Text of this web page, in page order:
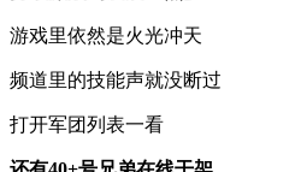
游戏里依然是火光冲天
频道里的技能声就没断过
打开军团列表一看